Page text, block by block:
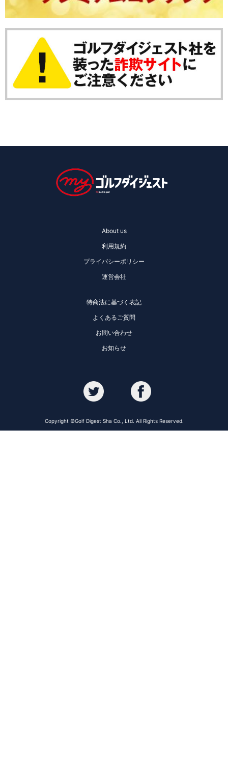
About us
利用規約
プライバシーポリシー
運営会社
特商法に基づく表記
よくあるご質問
お問い合わせ
お知らせ
Copyright ©Golf Digest Sha Co., Ltd. All Rights Reserved.